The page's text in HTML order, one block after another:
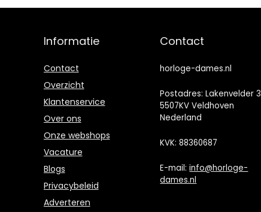
Hartslagbewaki
Gold) (Kleur:
Informatie
Contact
Overzicht
Klantenservice
Over ons
Onze webshops
Vacature
Blogs
Privacybeleid
Adverteren
Contact
horloge-dames.nl
Postadres: Lakenvelder 3
5507KV Veldhoven
Nederland
KVK: 88360687
E-mail:info@horloge-
dames.nl